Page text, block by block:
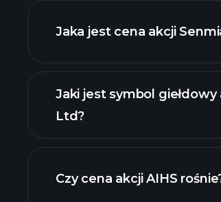
Jaka jest cena akcji
zaawansowanej wykresie
Jaki jest symbol
Ltd?
Czy cena akcji AIHS